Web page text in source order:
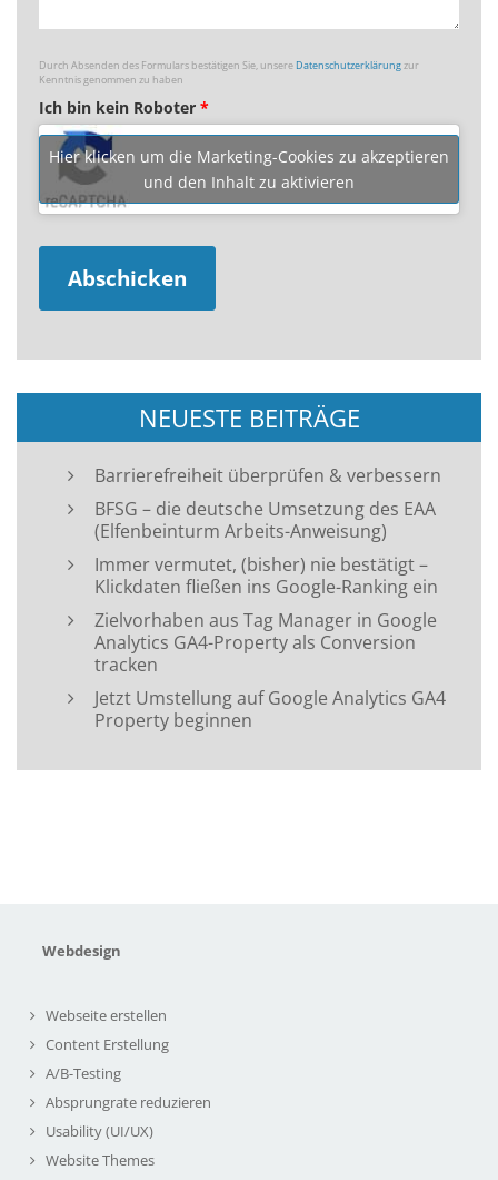
Durch Absenden des Formulars bestätigen Sie, unsereDatenschutzerklärungzur
Kenntnis genommen zu haben
Ich bin kein Roboter *
Hier klicken um die Marketing-Cookies zu akzeptieren
und den Inhalt zu aktivieren
NEUESTE BEITRÄGE
Barrierefreiheit überprüfen & verbessern
BFSG – die deutsche Umsetzung des EAA
(Elfenbeinturm Arbeits-Anweisung)
Immer vermutet, (bisher) nie bestätigt –
Klickdaten fließen ins Google-Ranking ein
Zielvorhaben aus Tag Manager in Google
Analytics GA4-Property als Conversion
tracken
Jetzt Umstellung auf Google Analytics GA4
Property beginnen
Webdesign
Webseite erstellen
Content Erstellung
A/B-Testing
Absprungrate reduzieren
Usability (UI/UX)
Website Themes